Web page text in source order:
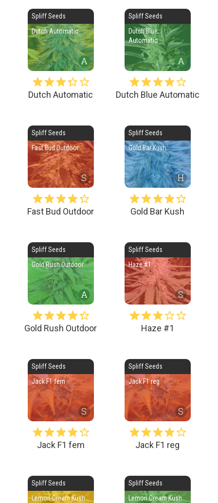
Spliff Seeds
Dutch Automatic
Dutch Automatic
Spliff Seeds
Dutch Blue
Automatic
Dutch Blue Automatic
Spliff Seeds
Fast Bud Outdoor
S
Fast Bud Outdoor
Spliff Seeds
Gold Bar Kush
H
Gold Bar Kush
Spliff Seeds
Gold Rush Outdoor
Gold Rush Outdoor
Spliff Seeds
Haze #1
S
Haze #1
Spliff Seeds
Jack F1 fem
S
Jack F1 fem
Spliff Seeds
Jack F1 reg
S
Jack F1 reg
Spliff Seeds
Lemon Cream Kush
Spliff Seeds
Lemon Cream Kush